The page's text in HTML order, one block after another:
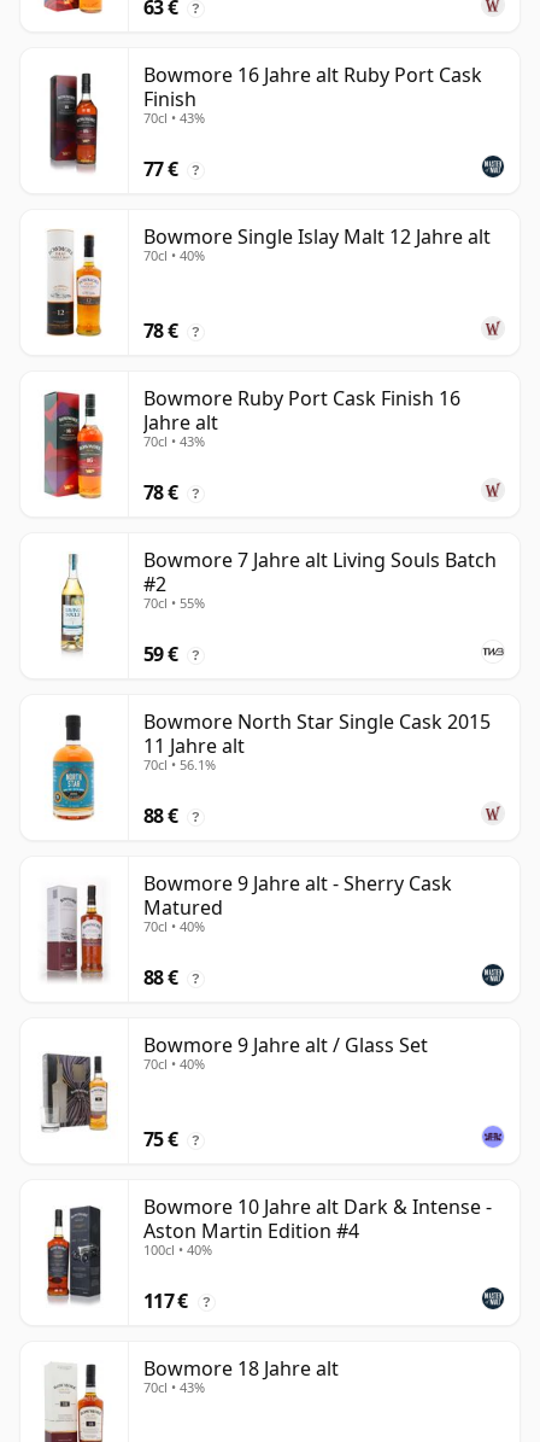
63 € ?
Bowmore 16 Jahre alt Ruby Port Cask
Finish
70cl • 43%
77 € ?
Bowmore Single Islay Malt 12 Jahre alt
70cl • 40%
78 € ?
Bowmore Ruby Port Cask Finish 16
Jahre alt
70cl • 43%
78 € ?
Bowmore 7 Jahre alt Living Souls Batch
#2
70cl • 55%
59 € ?
Bowmore North Star Single Cask 2015
11 Jahre alt
70cl • 56.1%
88 € ?
Bowmore 9 Jahre alt - Sherry Cask
Matured
70cl • 40%
88 € ?
Bowmore 9 Jahre alt / Glass Set
70cl • 40%
75 € ?
Bowmore 10 Jahre alt Dark & Intense -
Aston Martin Edition #4
100cl • 40%
117 € ?
Bowmore 18 Jahre alt
70cl • 43%